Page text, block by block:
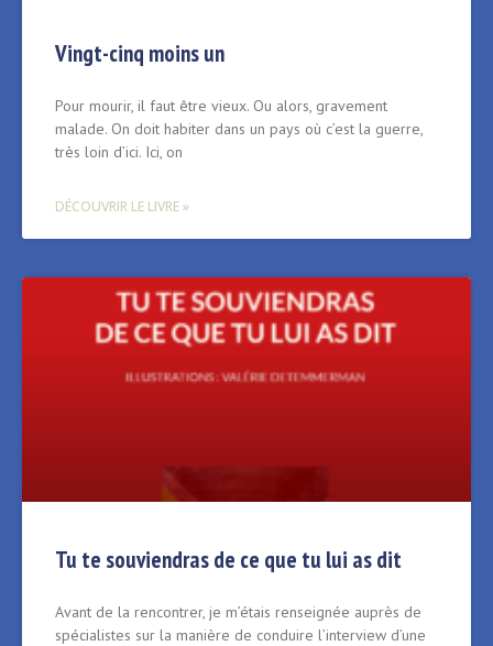
Vingt-cinq moins un
Pour mourir, il faut être vieux. Ou alors, gravement
malade. On doit habiter dans un pays où c’est la guerre,
très loin d’ici. Ici, on
DÉCOUVRIR LE LIVRE »
Tu te souviendras de ce que tu lui as dit
Avant de la rencontrer, je m’étais renseignée auprès de
spécialistes sur la manière de conduire l’interview d’une